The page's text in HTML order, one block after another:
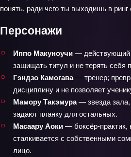
понять, ради чего ты выходишь в ринг
Персонажи
Иппо Макуноучи — действующий
защищать титул и не терять себя
Гэндзо Камогава— тренер;
дисциплину и не позволяет
Мамору Такэмура— звезда зала,
задают планку для остальных.
Масаару Аоки —
сталкивается с собственными
лицо.